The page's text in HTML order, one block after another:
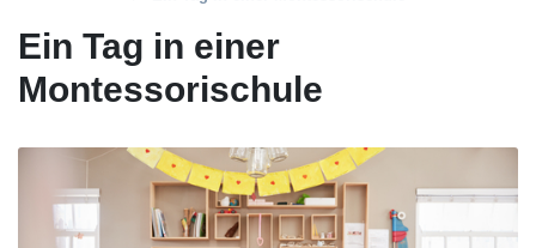
Ein Tag in einer
Montessorischule